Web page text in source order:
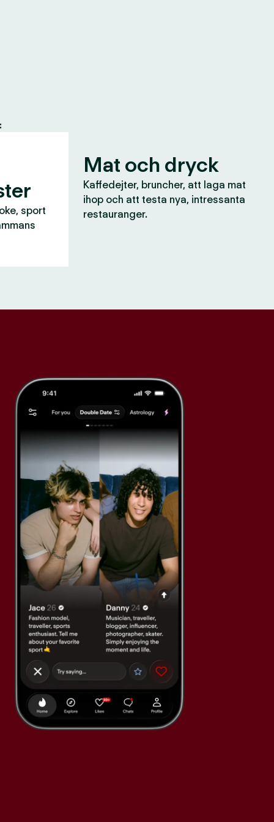
sport
Mat och dryck
Kaffedejter, bruncher, att laga mat
ihop och att testa nya, intressanta
restauranger.